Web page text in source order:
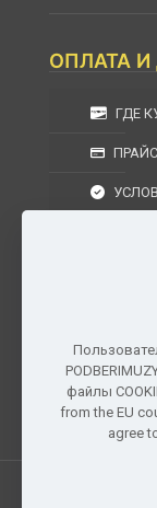
ОПЛАТА
ГДЕ
г. Москва,
федеральный
Все права
файлы
from the EU
agree